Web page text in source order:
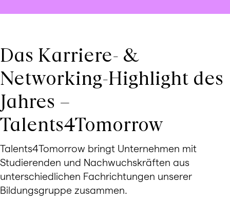
Das Karriere- &
Networking-Highlight des
Jahres –
Talents4Tomorrow
We need your consent to load the
Youtube service!
This content is not permitted to load due to trackers
that are not disclosed to the visitor. The website
Talents4Tomorrow bringt Unternehmen mit
Studierenden und Nachwuchskräften aus
unterschiedlichen Fachrichtungen unserer
Bildungsgruppe zusammen.